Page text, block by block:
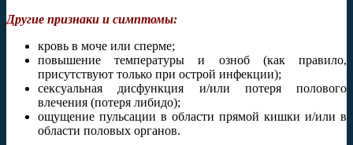
Другие признаки и симптомы:
кровь в моче или сперме;
повышение температуры и озноб (как правило,
присутствуют только при острой инфекции);
сексуальная дисфункция и/или потеря полового
влечения (потеря либидо);
ощущение пульсации в области прямой кишки и/или в
области половых органов.